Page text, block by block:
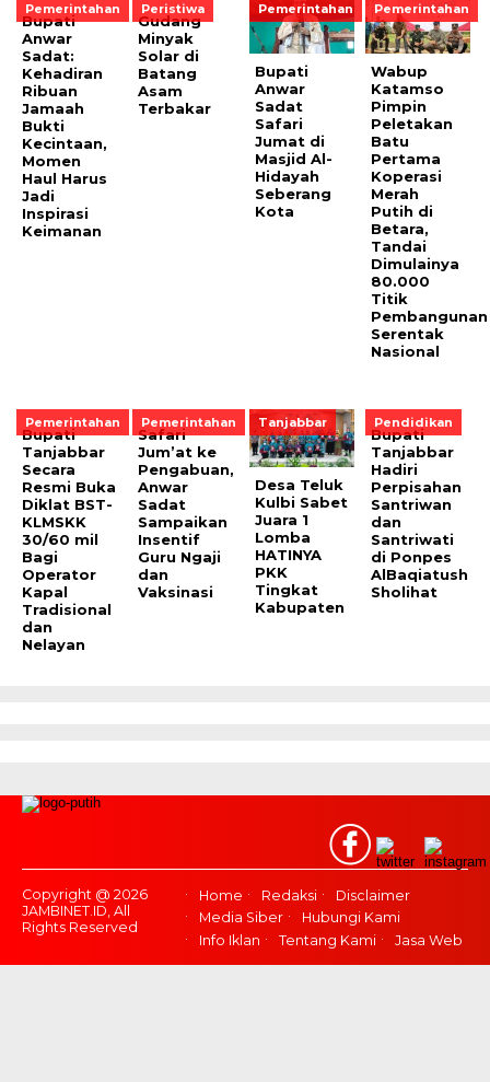
Pemerintahan
Bupati
Anwar
Sadat:
Kehadiran
Ribuan
Jamaah
Bukti
Kecintaan,
Momen
Haul Harus
Jadi
Inspirasi
Keimanan
Peristiwa
Gudang
Minyak
Solar di
Batang
Asam
Terbakar
Pemerintahan
Bupati
Anwar
Sadat
Safari
Jumat di
Masjid Al-
Hidayah
Seberang
Kota
Pemerintahan
Wabup
Katamso
Pimpin
Peletakan
Batu
Pertama
Koperasi
Merah
Putih di
Betara,
Tandai
Dimulainya
80.000
Titik
Pembangunan
Serentak
Nasional
Pemerintahan
Bupati
Tanjabbar
Secara
Resmi Buka
Diklat BST-
KLMSKK
30/60 mil
Bagi
Operator
Kapal
Tradisional
dan
Nelayan
Pemerintahan
Safari
Jum’at ke
Pengabuan,
Anwar
Sadat
Sampaikan
Insentif
Guru Ngaji
dan
Vaksinasi
Tanjabbar
Desa Teluk
Kulbi Sabet
Juara 1
Lomba
HATINYA
PKK
Tingkat
Kabupaten
Pendidikan
Bupati
Tanjabbar
Hadiri
Perpisahan
Santriwan
dan
Santriwati
di Ponpes
AlBaqiatush
Sholihat
Copyright @ 2026
JAMBINET.ID, All
Rights Reserved
Home Redaksi
Disclaimer
Media Siber
Hubungi Kami
Info Iklan
Tentang Kami Jasa Web